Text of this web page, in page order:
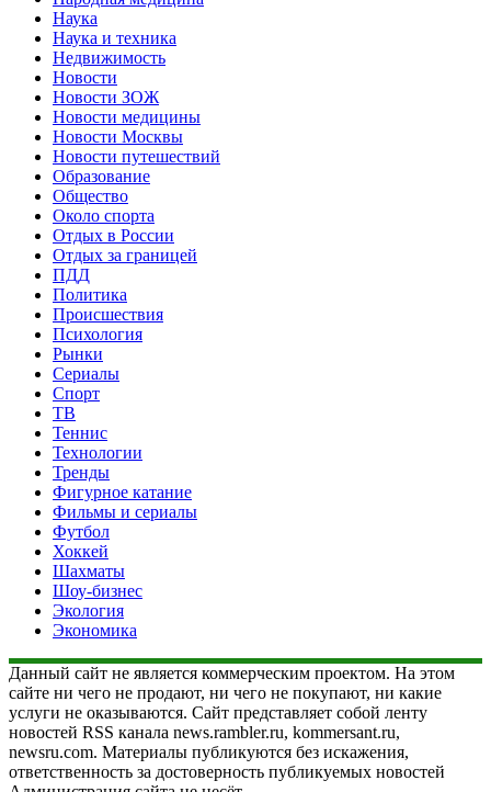
Наука
Наука и техника
Недвижимость
Новости
Новости ЗОЖ
Новости медицины
Новости Москвы
Новости путешествий
Образование
Общество
Около спорта
Отдых в России
Отдых за границей
ПДД
Политика
Происшествия
Психология
Рынки
Сериалы
Спорт
ТВ
Теннис
Технологии
Тренды
Фигурное катание
Фильмы и сериалы
Футбол
Хоккей
Шахматы
Шоу-бизнес
Экология
Экономика
Данный сайт не является коммерческим проектом. На этом
сайте ни чего не продают, ни чего не покупают, ни какие
услуги не оказываются. Сайт представляет собой ленту
новостей RSS канала news.rambler.ru, kommersant.ru,
newsru.com. Материалы публикуются без искажения,
ответственность за достоверность публикуемых новостей